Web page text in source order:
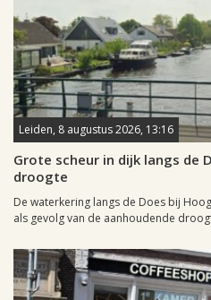
Leiden, 8 augustus 2026, 13:16
Grote scheur in dijk langs de
droogte
De waterkering langs de Does bij
als gevolg van de aanhoudende